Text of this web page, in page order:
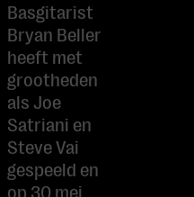
Basgitarist
Bryan Beller
heeft met
grootheden
als Joe
Satriani en
Steve Vai
gespeeld en
op 30 mei